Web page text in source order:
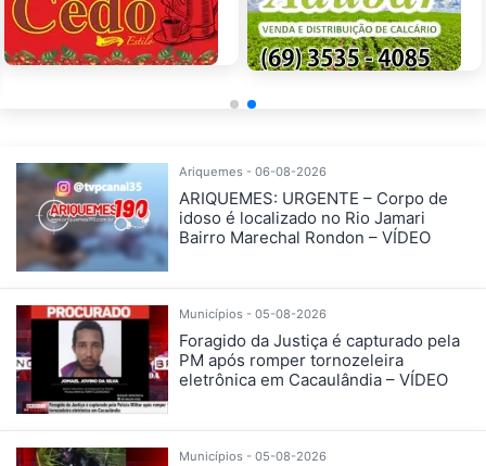
Ariquemes - 06-08-2026
ARIQUEMES: URGENTE – Corpo de
idoso é localizado no Rio Jamari
Bairro Marechal Rondon – VÍDEO
Municípios - 05-08-2026
Foragido da Justiça é capturado pela
PM após romper tornozeleira
eletrônica em Cacaulândia – VÍDEO
Municípios - 05-08-2026